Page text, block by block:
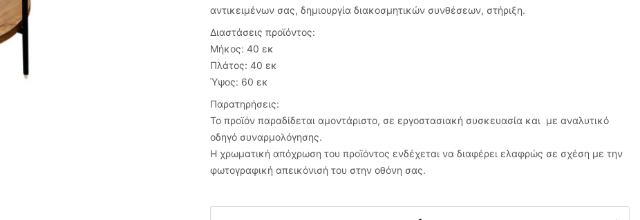
αντικειμένων σας, δημιουργία διακοσμητικών συνθέσεων, στήριξη.
Διαστάσεις προϊόντος:
Μήκος: 40 εκ
Πλάτος: 40 εκ
Ύψος: 60 εκ
Παρατηρήσεις:
Το προϊόν παραδίδεται αμοντάριστο, σε εργοστασιακή συσκευασία και με αναλυτικό
οδηγό συναρμολόγησης.
Η χρωματική απόχρωση του προϊόντος ενδέχεται να διαφέρει ελαφρώς σε σχέση με την
φωτογραφική απεικόνισή του στην οθόνη σας.